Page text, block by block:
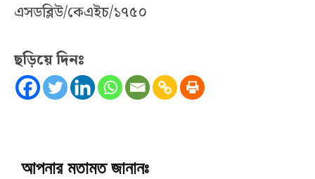
এসডব্লিউ/কেএইচ/১৭৫০
ছড়িয়ে দিনঃ
আপনার মতামত জানানঃ